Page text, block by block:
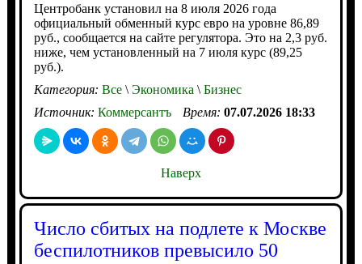
Центробанк установил на 8 июля 2026 года
официальный обменный курс евро на уровне 86,89
руб., сообщается на сайте регулятора. Это на 2,3 руб.
ниже, чем установленный на 7 июля курс (89,25
руб.).
Категория: Все\Экономика \Бизнес
Источник: Коммерсантъ Время: 07.07.2026 18:33
Наверх
Число сбитых на подлете к Москве
беспилотников превысило 50